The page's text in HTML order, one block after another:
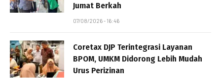
Jumat Berkah
07/08/2026 - 16:46
Coretax DJP Terintegrasi Layanan
BPOM, UMKM Didorong Lebih Mudah
Urus Perizinan